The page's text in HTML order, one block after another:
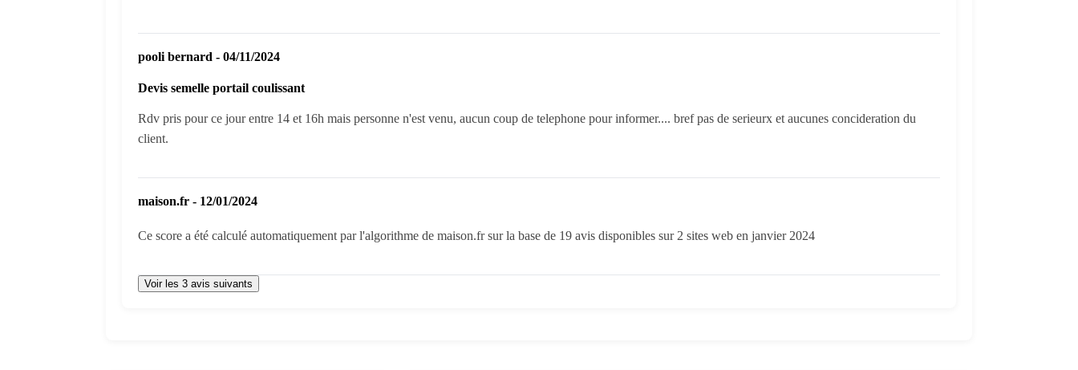
pooli bernard - 04/11/2024
Devis semelle portail coulissant
Rdv pris pour ce jour entre 14 et 16h mais personne n'est venu, aucun coup de telephone pour informer.... bref pas de serieurx et aucunes concideration du
client.
maison.fr - 12/01/2024
Ce score a été calculé automatiquement par l'algorithme de maison.fr sur la base de 19 avis disponibles sur 2 sites web en janvier 2024
Voir les 3 avis suivants